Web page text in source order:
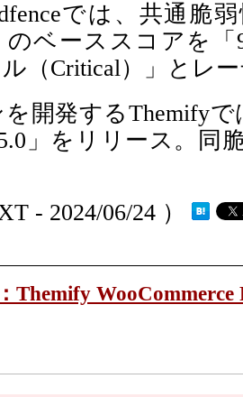
では、共通脆
のベーススコアを
ル（Critical）」とレ
開発するThemify
」をリリース。同
- 2024/06/24 ）
Themify